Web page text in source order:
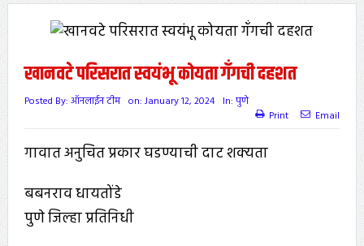
खानवटे परिसरात स्वयंभू कोयता गॅंगची दहशत
Posted By: ऑनलाईन टीम on: January 12, 2024 In: पुणे
Print
Email
गावात अनुचित प्रकार घडण्याची दाट शक्यता
बबनराव धायतोंडे
पुणे जिल्हा प्रतिनिधी